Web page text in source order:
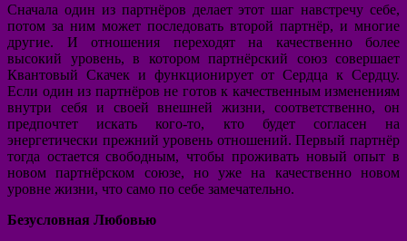
Сначала один из партнёров делает этот шаг навстречу себе,
потом за ним может последовать второй партнёр, и многие
другие. И отношения переходят на качественно более
высокий уровень, в котором партнёрский союз совершает
Квантовый Скачек и функционирует от Сердца к Сердцу.
Если один из партнёров не готов к качественным изменениям
внутри себя и своей внешней жизни, соответственно, он
предпочтет искать кого-то, кто будет согласен на
энергетически прежний уровень отношений. Первый партнёр
тогда остается свободным, чтобы проживать новый опыт в
новом партнёрском союзе, но уже на качественно новом
уровне жизни, что само по себе замечательно.
Безусловная Любовью